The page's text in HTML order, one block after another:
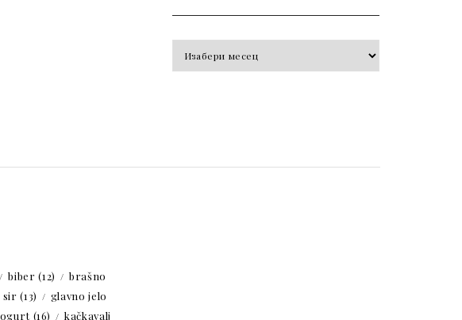
biber (12)
brašno
sir (13)
glavno jelo
(16) kačkavalj